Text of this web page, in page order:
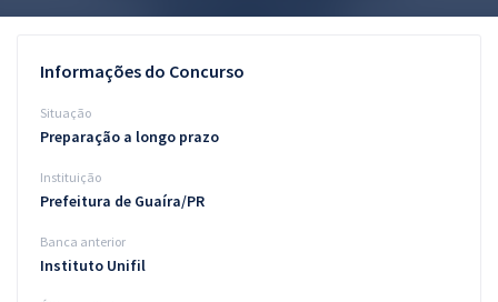
Questões grátis
Blog
Aprovados
Informações do Concurso
Situação
Preparação a longo prazo
Instituição
Prefeitura de Guaíra/PR
Banca anterior
Instituto Unifil